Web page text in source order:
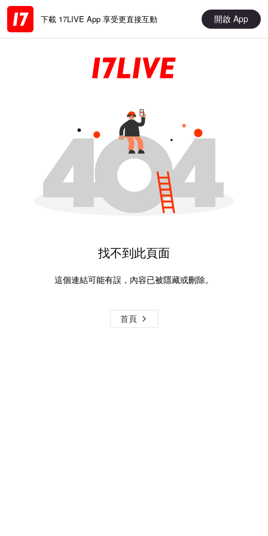
下載 17LIVE App 享受更直接互動 開啟 App
找不到此頁面
這個連結可能有誤，內容已被隱藏或刪除。
首頁